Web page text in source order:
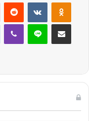
PinterestReddit VKontakte
TelegramViber Line E-Posta ile